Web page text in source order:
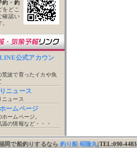
約・釣
をどこ
確認い
公式アカウン
荒波で育ったイカや魚
ニュース
ニュース
ームページ
ームページ。
温の情報など・・・
岡で船釣りするなら 釣り船 昭隆丸|TEL:090-